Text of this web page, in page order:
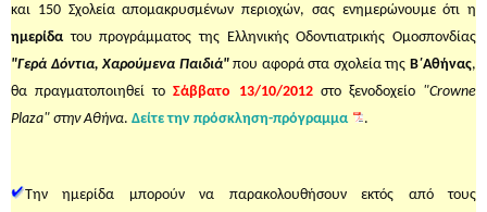
και 150 Σχολεία απομακρυσμένων περιοχών, σας ενημερώνουμε ότι η
ημερίδατου προγράμματος της Ελληνικής Οδοντιατρικής Ομοσπονδίας
"Γερά Δόντια, Χαρούμενα Παιδιά"που αφορά στα σχολεία τηςΒ΄Αθήνας,
θα πραγματοποιηθεί τοΣάββατο 13/10/2012στο ξενοδοχείο "Crowne
Plaza" στην Αθήνα. Δείτε την πρόσκληση-πρόγραμμα .
Την ημερίδα μπορούν να παρακολουθήσουν εκτός από τους